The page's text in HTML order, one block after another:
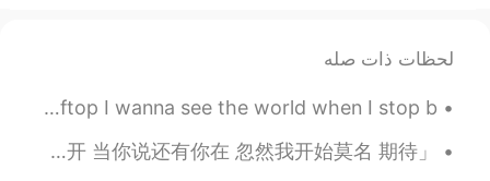
哈哈哈哈哈哈哈
有哥控手控声控的土豆儿
2020.03.04 11:42
لحظات ذات صله
Billie Eilish (?) Listen before I go Take me to the rooftop I wanna see the world when I stop b...
「想过离开 以这种方式存在 是因为 那些旁白 那些姿态 那些伤害 不想离开 当你说还有你在 忽然我开始莫名 期待」 ...